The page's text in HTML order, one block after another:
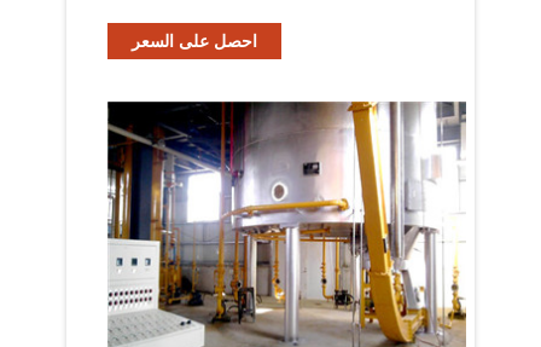
احصل على السعر